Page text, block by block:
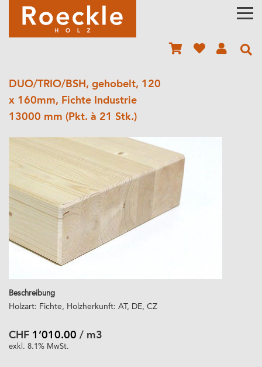
DUO/TRIO/BSH, gehobelt, 120
x 160mm, Fichte Industrie
13000 mm (Pkt. à 21 Stk.)
Beschreibung
Holzart: Fichte, Holzherkunft: AT, DE, CZ
CHF 1’010.00 / m3
exkl. 8.1% MwSt.